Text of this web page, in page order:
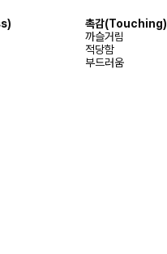
촉감(Touching)
까슬거림
적당함
부드러움